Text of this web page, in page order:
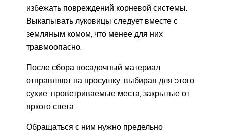
избежать повреждений корневой системы.
Выкапывать луковицы следует вместе с
земляным комом, что менее для них
травмоопасно.
После сбора посадочный материал
отправляют на просушку, выбирая для этого
сухие, проветриваемые места, закрытые от
яркого света
Обращаться с ним нужно предельно